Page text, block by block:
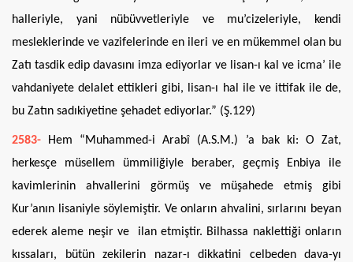
halleriyle, yani nübüvvetleriyle ve mu’cizeleriyle, kendi
mesleklerinde ve vazifelerinde en ileri ve en mükemmel olan bu
Zatı tasdik edip davasını imza ediyorlar ve lisan-ı kal ve icma’ ile
vahdaniyete delalet ettikleri gibi, lisan-ı hal ile ve ittifak ile de,
bu Zatın sadıkiyetine şehadet ediyorlar.” (Ş.129)
2583-
Hem “Muhammed-i Arabî (A.S.M.) ’a bak ki: O Zat,
herkesçe müsellem ümmiliğiyle beraber, geçmiş Enbiya ile
kavimlerinin ahvallerini görmüş ve müşahede etmiş gibi
Kur’anın lisaniyle söylemiştir. Ve onların ahvalini, sırlarını beyan
ederek aleme neşir ve ilan etmiştir. Bilhassa naklettiği onların
kıssaları, bütün zekilerin nazar-ı dikkatini celbeden dava-yı